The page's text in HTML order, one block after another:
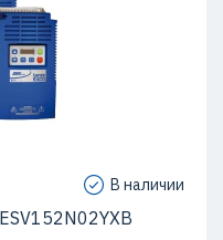
В наличии